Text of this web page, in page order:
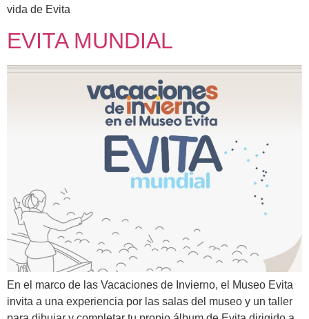
vida de Evita
EVITA MUNDIAL
En el marco de las Vacaciones de Invierno, el Museo Evita
invita a una experiencia por las salas del museo y un taller